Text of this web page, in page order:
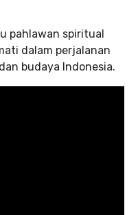
pahlawan spiritual
dalam perjalanan
budaya Indonesia.